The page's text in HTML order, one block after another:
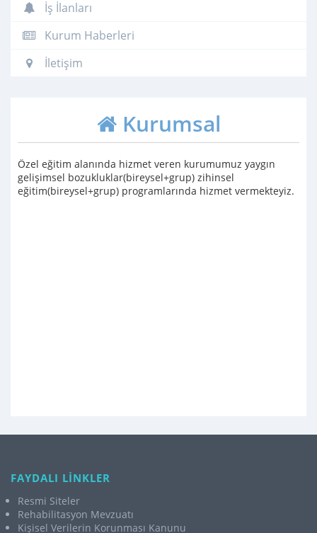
İş İlanları
Kurum Haberleri
İletişim
Kurumsal
Özel eğitim alanında hizmet veren kurumumuz yaygın
gelişimsel bozukluklar(bireysel+grup) zihinsel
eğitim(bireysel+grup) programlarında hizmet vermekteyiz.
FAYDALI LİNKLER
Resmi Siteler
Rehabilitasyon Mevzuatı
Kişisel Verilerin Korunması Kanunu